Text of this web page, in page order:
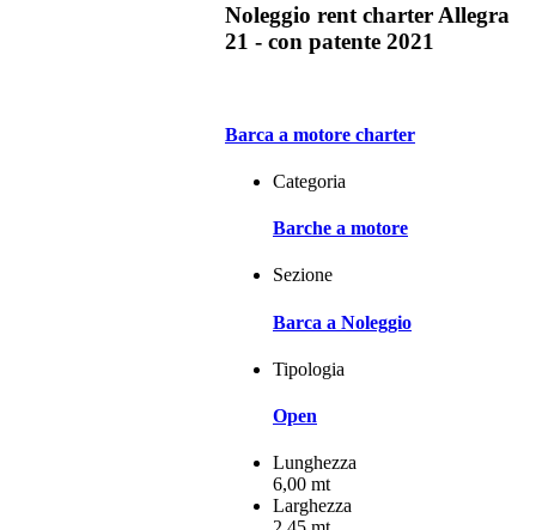
Noleggio rent charter Allegra
21 - con patente 2021
Barca a motore charter
Categoria
Barche a motore
Sezione
Barca a Noleggio
Tipologia
Open
Lunghezza
6,00 mt
Larghezza